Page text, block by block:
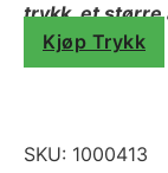
trykk, et større
behov.
Kjøp Trykk
SKU: 1000413